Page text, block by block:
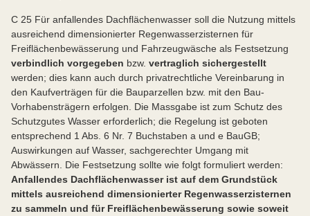
C 25 Für anfallendes Dachflächenwasser soll die Nutzung mittels
ausreichend dimensionierter Regenwasserzisternen für
Freiflächenbewässerung und Fahrzeugwäsche als Festsetzung
verbindlich vorgegeben bzw. vertraglich sichergestellt
werden; dies kann auch durch privatrechtliche Vereinbarung in
den Kaufverträgen für die Bauparzellen bzw. mit den Bau-
Vorhabensträgern erfolgen. Die Massgabe ist zum Schutz des
Schutzgutes Wasser erforderlich; die Regelung ist geboten
entsprechend 1 Abs. 6 Nr. 7 Buchstaben a und e BauGB;
Auswirkungen auf Wasser, sachgerechter Umgang mit
Abwässern. Die Festsetzung sollte wie folgt formuliert werden:
Anfallendes Dachflächenwasser ist auf dem Grundstück
mittels ausreichend dimensionierter Regenwasserzisternen
zu sammeln und für Freiflächenbewässerung sowie soweit